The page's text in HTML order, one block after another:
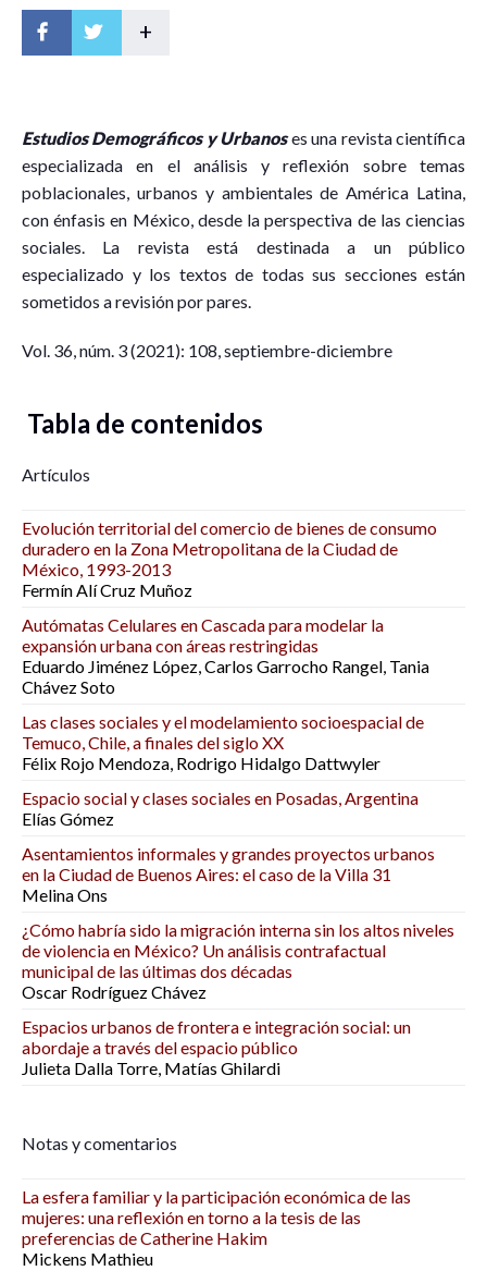
+
Estudios Demográficos y Urbanoses una revista científica
especializada en el análisis y reflexión sobre temas
poblacionales, urbanos y ambientales de América Latina,
con énfasis en México, desde la perspectiva de las ciencias
sociales. La revista está destinada a un público
especializado y los textos de todas sus secciones están
sometidos a revisión por pares.
Vol. 36, núm. 3 (2021): 108, septiembre-diciembre
Tabla de contenidos
Artículos
Evolución territorial del comercio de bienes de consumo
duradero en la Zona Metropolitana de la Ciudad de
México, 1993-2013
Fermín Alí Cruz Muñoz
Autómatas Celulares en Cascada para modelar la
expansión urbana con áreas restringidas
Eduardo Jiménez López, Carlos Garrocho Rangel, Tania
Chávez Soto
Las clases sociales y el modelamiento socioespacial de
Temuco, Chile, a finales del siglo XX
Félix Rojo Mendoza, Rodrigo Hidalgo Dattwyler
Espacio social y clases sociales en Posadas, Argentina
Elías Gómez
Asentamientos informales y grandes proyectos urbanos
en la Ciudad de Buenos Aires: el caso de la Villa 31
Melina Ons
¿Cómo habría sido la migración interna sin los altos niveles
de violencia en México? Un análisis contrafactual
municipal de las últimas dos décadas
Oscar Rodríguez Chávez
Espacios urbanos de frontera e integración social: un
abordaje a través del espacio público
Julieta Dalla Torre, Matías Ghilardi
Notas y comentarios
La esfera familiar y la participación económica de las
mujeres: una reflexión en torno a la tesis de las
preferencias de Catherine Hakim
Mickens Mathieu